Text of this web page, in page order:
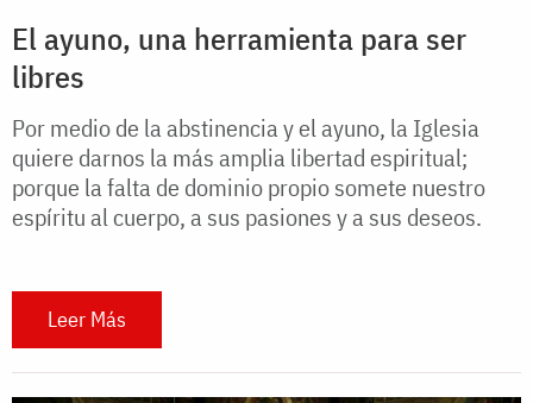
El ayuno, una herramienta para ser
libres
Por medio de la abstinencia y el ayuno, la Iglesia
quiere darnos la más amplia libertad espiritual;
porque la falta de dominio propio somete nuestro
espíritu al cuerpo, a sus pasiones y a sus deseos.
Leer Más